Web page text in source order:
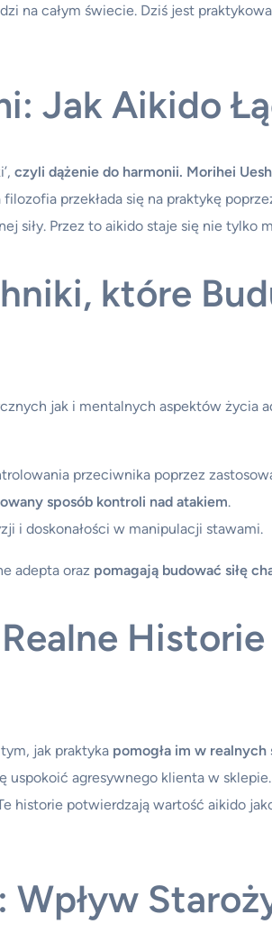
na całym świecie. Dziś jest
Jak Aikido
czyli dążenie do harmonii. Morihei
przekłada się na praktykę
siły. Przez to aikido staje się nie
które
jak i mentalnych aspektów życia
przeciwnika poprzez
sposób kontroli nad atakiem.
i doskonałości w manipulacji stawami.
adepta oraz pomagają budować siłę
jak praktyka pomogła im w
uspokoić agresywnego klienta w
historie potwierdzają wartość aikido
Wpływ